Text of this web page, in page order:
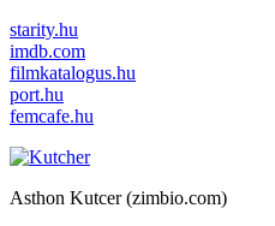
starity.hu
imdb.com
filmkatalogus.hu
port.hu
femcafe.hu
Asthon Kutcer (zimbio.com)